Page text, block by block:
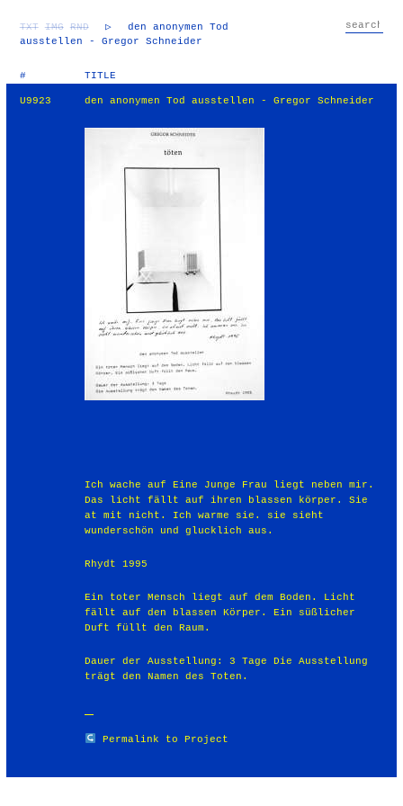
TXT IMG RND ▷
den anonymen Tod
ausstellen - Gregor Schneider
# TITLE
U9923 den anonymen Tod ausstellen - Gregor Schneider
Ich wache auf Eine Junge Frau liegt neben mir.
Das licht fällt auf ihren blassen körper. Sie
at mit nicht. Ich warme sie. sie sieht
wunderschön und glucklich aus.
Rhydt 1995
Ein toter Mensch liegt auf dem Boden. Licht
fällt auf den blassen Körper. Ein süßlicher
Duft füllt den Raum.
Dauer der Ausstellung: 3 Tage Die Ausstellung
trägt den Namen des Toten.
Permalink to Project